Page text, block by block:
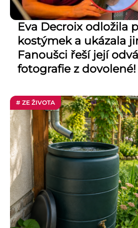
Eva Decroix odložila
kostýmek a ukázala
Fanoušci řeší její
fotografie z dovolené!
# ZE ŽIVOTA